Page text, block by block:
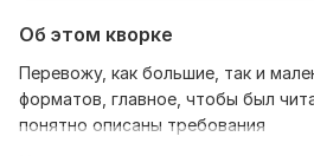
Об этом кворке
Перевожу, как большие, так и
форматов, главное, чтобы был
понятно описаны требования